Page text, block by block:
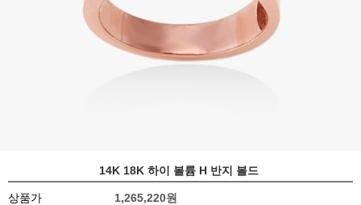
14K 18K 하이 볼륨 H 반지 볼드
상품가 1,265,220원